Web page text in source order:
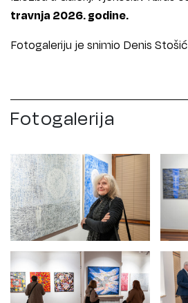
travnja 2026. godine.
Fotogaleriju je snimio Denis Stošić
Fotogalerija